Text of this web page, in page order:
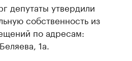
депутаты утвердили
собственность из
по адресам:
1а.